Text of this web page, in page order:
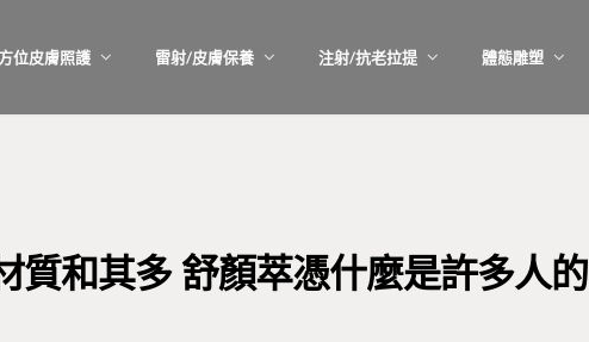
位皮膚照護 雷射/皮膚保養 注射/抗老拉提 體態雕塑
質和其多 舒顏萃憑什麼是許多人的